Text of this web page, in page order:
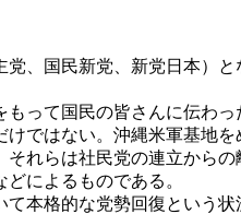
、国民新党、新党日本）
って国民の皆さんに伝わ
ではない。沖縄米軍基地
れらは社民党の連立から
によるものである。
本格的な党勢回復という